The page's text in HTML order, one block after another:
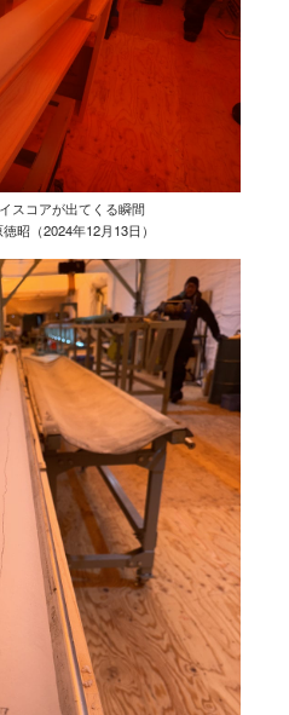
スコアが出てくる瞬間
昭（2024年12月13日）